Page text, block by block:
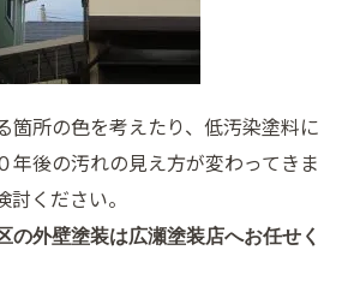
所の色を考えたり、低汚染塗料に
年後の汚れの見え方が変わってきま
ください。
の外壁塗装は広瀬塗装店へお任せく